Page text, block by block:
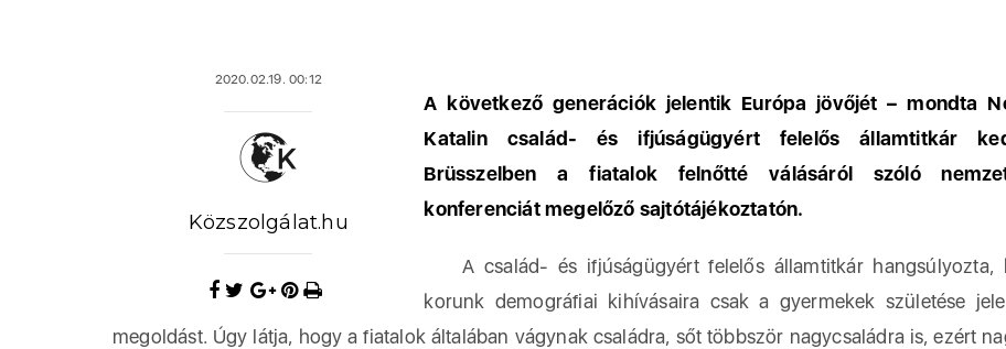
2020.02.19. 00:12
Közszolgálat.hu
A következő generációk jelentik Európa jövőjét – mondta
Katalin család- és ifjúságügyért felelős államtitkár
Brüsszelben a fiatalok felnőtté válásáról szóló
konferenciát megelőző sajtótájékoztatón.
A család- és ifjúságügyért felelős államtitkár hangsúlyozta,
korunk demográfiai kihívásaira csak a gyermekek születése
megoldást. Úgy látja, hogy a fiatalok általában vágynak családra, sőt többször nagycsaládra is, ezért